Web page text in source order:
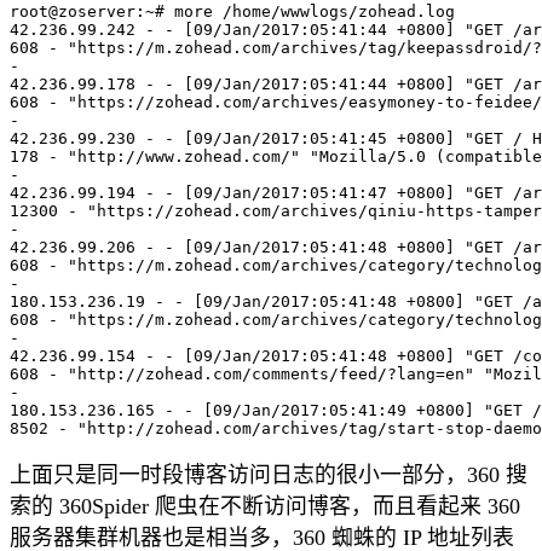
root@zoserver:~# more /home/wwwlogs/zohead.log
42.236.99.242 - - [09/Jan/2017:05:41:44 +0800] "GET /
608 - "https://m.zohead.com/archives/tag/
-
42.236.99.178 - - [09/Jan/2017:05:41:44 +0800] "GET /
608 - "https://zohead.com/archives/easymoney-to-feidee/
-
42.236.99.230 - - [09/Jan/2017:05:41:45 +0800] "GET /
178 - "http://www.zohead.com/" "Mozilla/5.0
-
42.236.99.194 - - [09/Jan/2017:05:41:47 +0800] "GET /
12300 - "https://zohead.com/archives/qiniu-https-
-
42.236.99.206 - - [09/Jan/2017:05:41:48 +0800] "GET /
608 - "https://m.zohead.com/archives/category/
-
180.153.236.19 - - [09/Jan/2017:05:41:48 +0800] "GET
608 - "https://m.zohead.com/archives/category/
-
42.236.99.154 - - [09/Jan/2017:05:41:48 +0800] "GET /
608 - "http://zohead.com/comments/feed/?lang=en"
-
180.153.236.165 - - [09/Jan/2017:05:41:49 +0800] "GET
上面只是同一时段博客访问日志的很小一部分，360 搜
索的 360Spider 爬虫在不断访问博客，而且看起来 360
服务器集群机器也是相当多，360 蜘蛛的 IP 地址列表